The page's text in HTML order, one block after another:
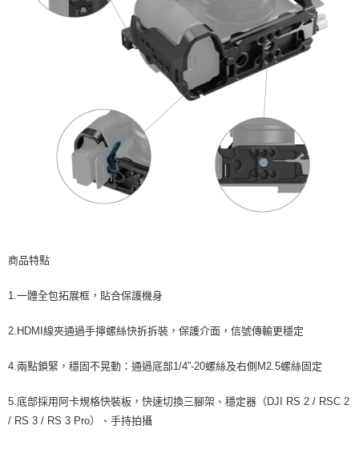
https://aftee.tw/terms/#terms3
３．未成年的使用者請事先徵得法定代理人或監護人之同意方可使用
「AFTEE先享後付」，若未經同意申辦者引起之損失，本公司不負相關責
４．使用「AFTEE先享後付」時，將依據個別帳號之用戶狀況，依本公司即
時審查核予不同之上限額度；若仍有額度不足之情形，本公司將視審查結果
５．嚴禁一人註冊多個帳號或使用他人資訊註冊。若發現惡意使用之情形，
恩沛科技股份有限公司將有權停止該用戶之使用額度並採取法律行動。
商品特點
1.一體全包拓展框，貼合保護機身
2.HDMI線夾通過手擰螺絲快拆拆裝，保護介面，信號傳輸更穩定
4.兩點鎖緊，穩固不晃動：通過底部1/4”-20螺絲及右側M2.5螺絲固定
5.底部採用阿卡規格快裝板，快速切換三腳架、穩定器（DJI RS 2 / RSC 2
/ RS 3 / RS 3 Pro）、手持拍攝